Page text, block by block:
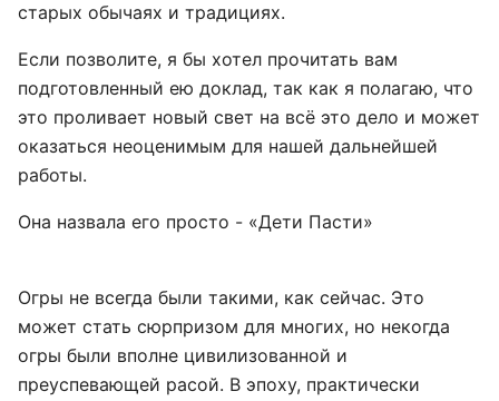
старых обычаях и традициях.
Если позволите, я бы хотел прочитать вам
подготовленный ею доклад, так как я полагаю, что
это проливает новый свет на всё это дело и может
оказаться неоценимым для нашей дальнейшей
работы.
Она назвала его просто - «Дети Пасти»
Огры не всегда были такими, как сейчас. Это
может стать сюрпризом для многих, но некогда
огры были вполне цивилизованной и
преуспевающей расой. В эпоху, практически